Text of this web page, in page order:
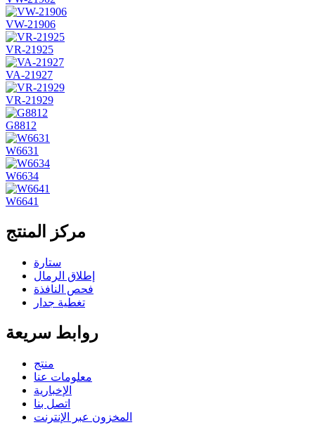
VW-21906
VR-21925
VA-21927
VR-21929
G8812
W6631
W6634
W6641
مركز المنتج
ستارة
إطلاق الرمال
فحص النافذة
تغطية جدار
روابط سريعة
منتج
معلومات عنا
الإخبارية
اتصل بنا
المخزون عبر الإنترنت